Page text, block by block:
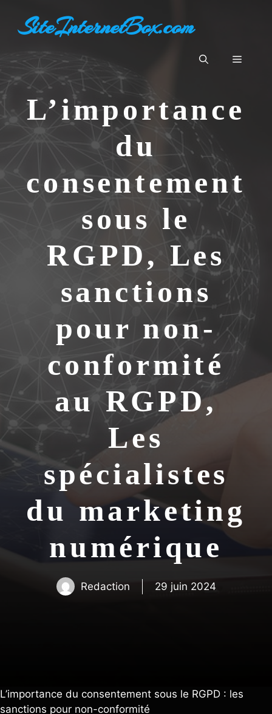
contenuSiteInternetBox.com
Menu
L’importance
du
consentement
sous le
RGPD, Les
sanctions
pour non-
conformité
au RGPD,
Les
spécialistes
du marketing
numérique
Redaction 29 juin 2024
L’importance du consentement sous le RGPD : les
sanctions pour non-conformité